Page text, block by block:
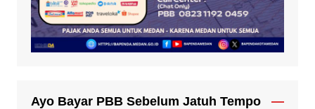
Ayo Bayar PBB Sebelum Jatuh Tempo